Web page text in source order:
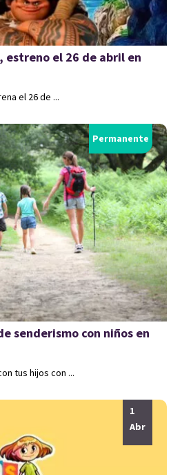
estreno el 26 de abril en
el 26 de ...
senderismo con niños en
tus hijos con ...
Permanente
1
Abr